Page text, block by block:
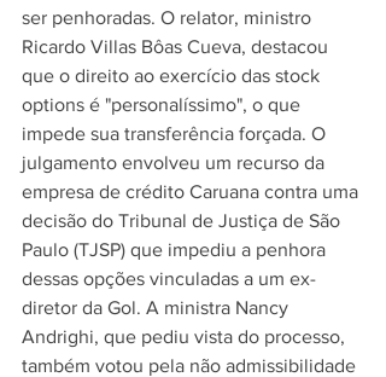
ser penhoradas. O relator, ministro
Ricardo Villas Bôas Cueva, destacou
que o direito ao exercício das stock
options é "personalíssimo", o que
impede sua transferência forçada. O
julgamento envolveu um recurso da
empresa de crédito Caruana contra uma
decisão do Tribunal de Justiça de São
Paulo (TJSP) que impediu a penhora
dessas opções vinculadas a um ex-
diretor da Gol. A ministra Nancy
Andrighi, que pediu vista do processo,
também votou pela não admissibilidade